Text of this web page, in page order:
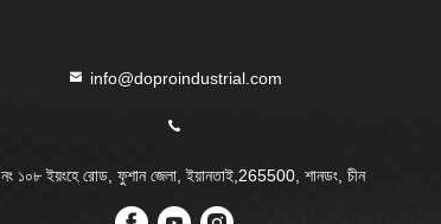
info@doproindustrial.com
নং ১০৮ ইয়ংহে রোড, ফুশান জেলা, ইয়ানতাই,265500, শানডং, চীন